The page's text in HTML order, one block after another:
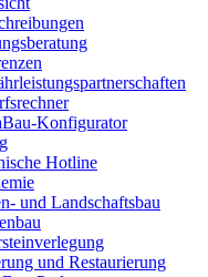
Konfigurator
Hotline
und Landschaftsbau
und Restaurierung